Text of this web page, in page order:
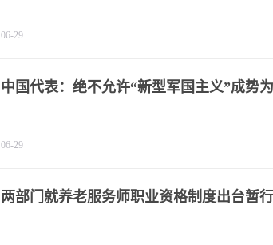
06-29
中国代表：绝不允许“新型军国主义”成势
06-29
两部门就养老服务师职业资格制度出台暂